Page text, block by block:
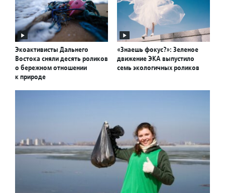
Экоактивисты Дальнего
Востока сняли десять роликов
о бережном отношении
к природе
«Знаешь фокус?»: Зеленое
движение ЭКА выпустило
семь экологичных роликов